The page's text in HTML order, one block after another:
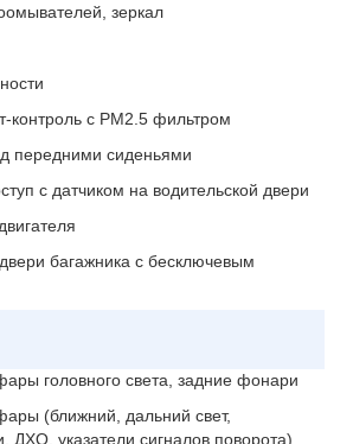
зеркал
контроль с РМ2.5 фильтром
передними сиденьями
с датчиком на водительской двери
багажника с бесключевым
головного света, задние фонари
(ближний, дальний свет,
ДХО, указатели сигналов поворота)